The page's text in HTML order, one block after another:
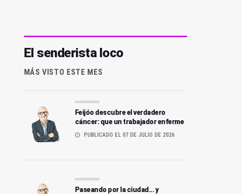
El senderista loco
MÁS VISTO ESTE MES
Feijóo descubre el verdadero
cáncer: que un trabajador enferme
PUBLICADO EL 07 DE JULIO DE 2026
Paseando por la ciudad... y